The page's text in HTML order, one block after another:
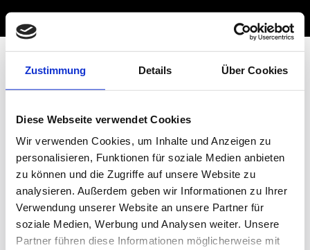
Zustimmung Details Über Cookies
Diese Webseite verwendet Cookies
Wir verwenden Cookies, um Inhalte und Anzeigen zu
personalisieren, Funktionen für soziale Medien anbieten
zu können und die Zugriffe auf unsere Website zu
analysieren. Außerdem geben wir Informationen zu Ihrer
Verwendung unserer Website an unsere Partner für
soziale Medien, Werbung und Analysen weiter. Unsere
Partner führen diese Informationen möglicherweise mit
Sitemap
Über uns
Anfahrt
Fahrzeugankauf
Impressum
Datenschutz
Über uns
Unsere Leistungen
Öffnungszeiten